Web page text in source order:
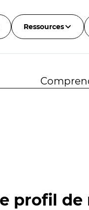
Ressources
profil